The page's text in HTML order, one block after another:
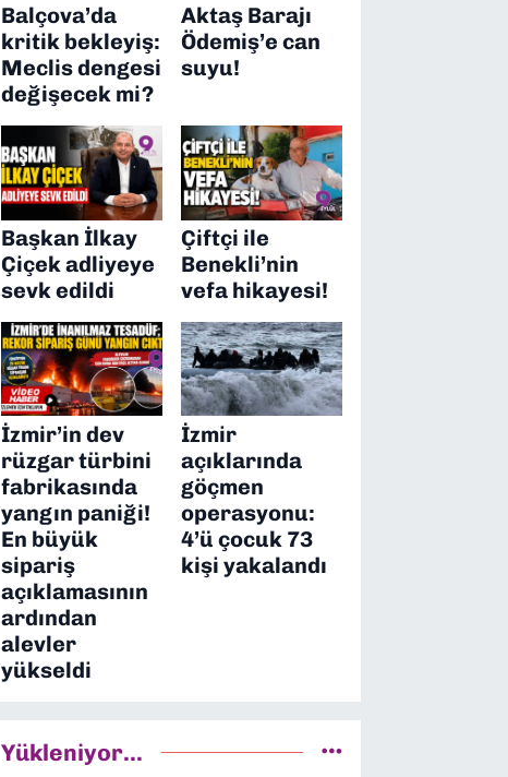
Balçova’da
kritik bekleyiş:
Meclis dengesi
değişecek mi?
Aktaş Barajı
Ödemiş’e can
suyu!
Başkan İlkay
Çiçek adliyeye
sevk edildi
Çiftçi ile
Benekli’nin
vefa hikayesi!
İzmir’in dev
rüzgar türbini
fabrikasında
yangın paniği!
En büyük
sipariş
açıklamasının
ardından
alevler
yükseldi
İzmir
açıklarında
göçmen
operasyonu:
4’ü çocuk 73
kişi yakalandı
Yükleniyor...